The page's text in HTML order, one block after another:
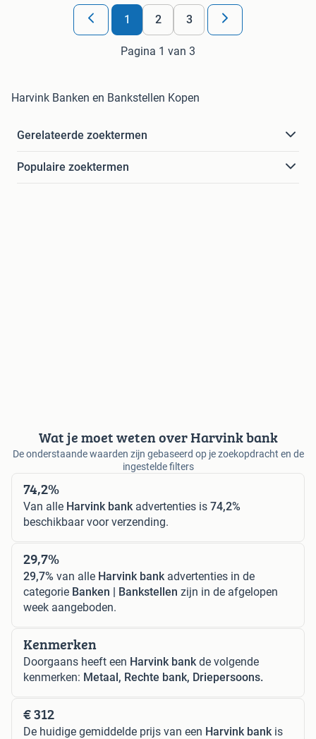
1 2 3
Pagina 1 van 3
Harvink Banken en Bankstellen Kopen
Gerelateerde zoektermen
Populaire zoektermen
Wat je moet weten over Harvink bank
De onderstaande waarden zijn gebaseerd op je zoekopdracht en de
ingestelde filters
74,2%
Van alle Harvink bank advertenties is 74,2%
beschikbaar voor verzending.
29,7%
29,7% van alle Harvink bank advertenties in de
categorie Banken | Bankstellen zijn in de afgelopen
week aangeboden.
Kenmerken
Doorgaans heeft een Harvink bank de volgende
kenmerken: Metaal, Rechte bank, Driepersoons.
€ 312
De huidige gemiddelde prijs van een Harvink bank is